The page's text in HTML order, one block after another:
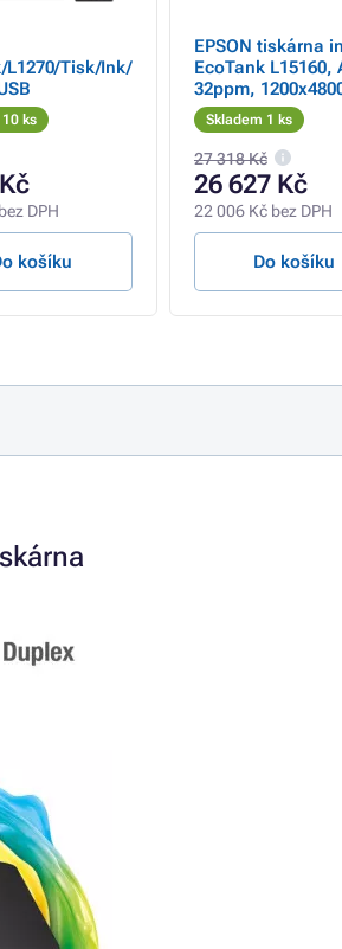
L1270/Tisk/Ink/
ks
DPH
košíku
EPSON tiskárna
EcoTank L15160,
32ppm,
USB, Wi-Fi,
po registraci
Skladem 1 ks
27 318 Kč
26 627 Kč
22 006 Kč bez DPH
Do košíku